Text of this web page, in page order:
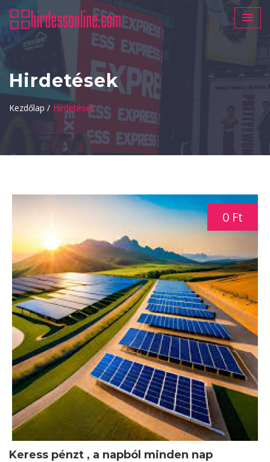
Hirdetések
Kezdőlap / Hirdetések
0 Ft
Keress pénzt , a napból minden nap